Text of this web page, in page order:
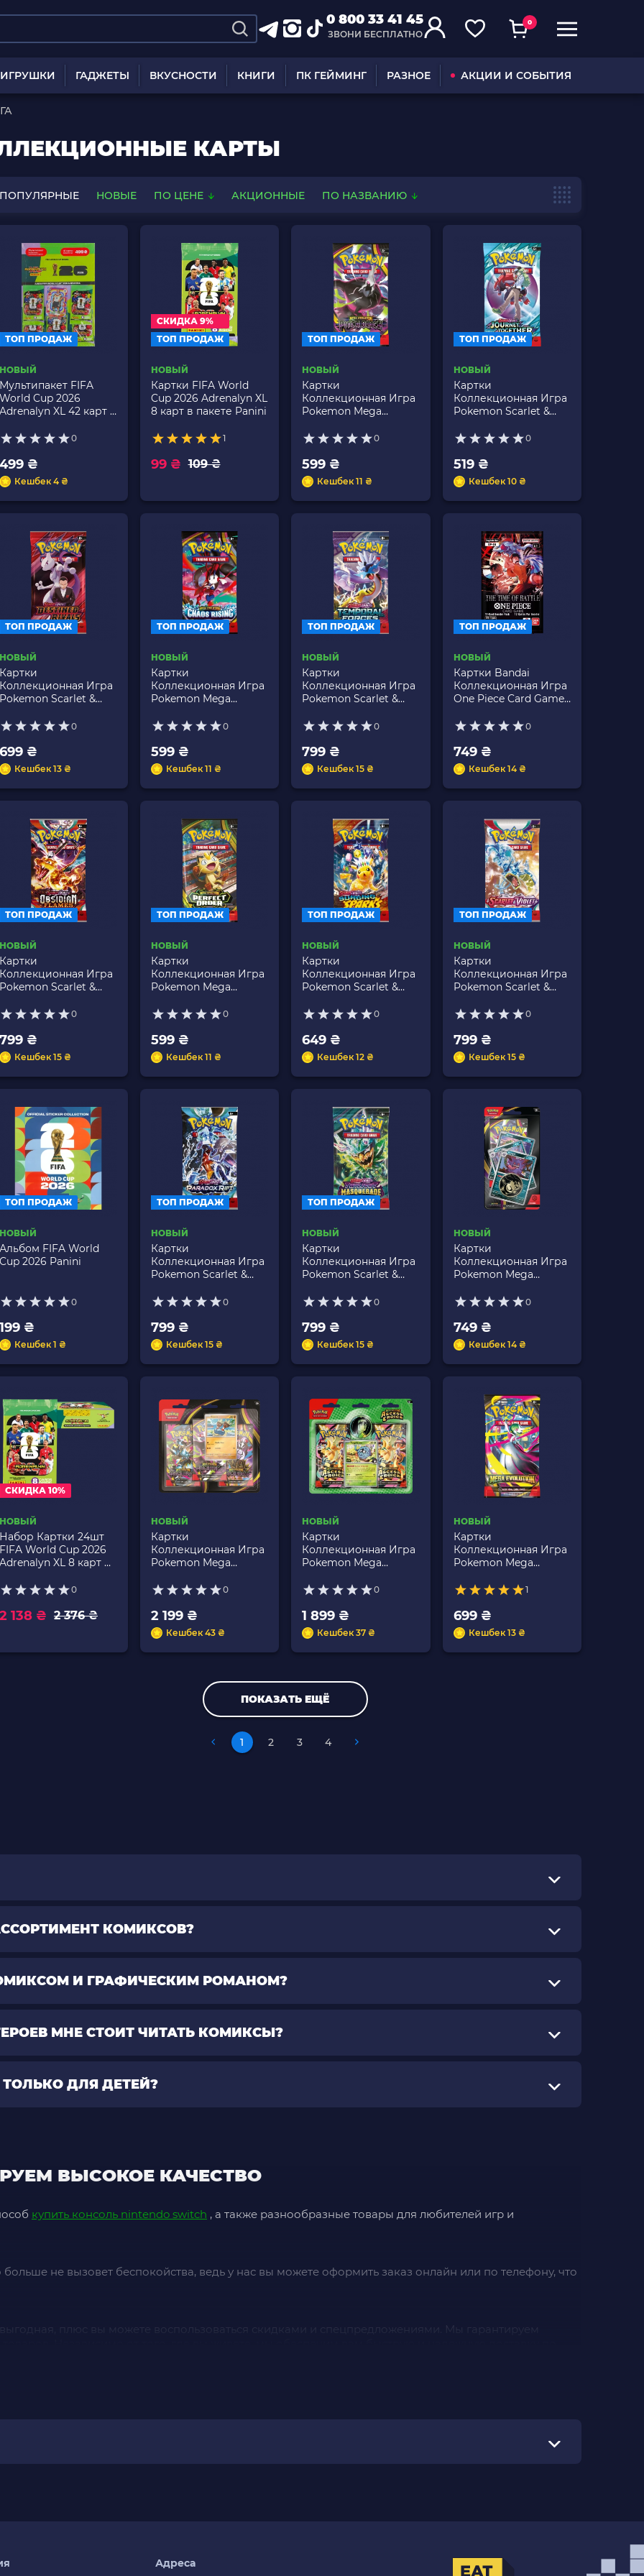
0 800 33 41 45
ЗВОНИ БЕСПЛАТНО
0
ИГРУШКИ ГАДЖЕТЫ ВКУСНОСТИ КНИГИ ПК ГЕЙМИНГ РАЗНОЕ АКЦИИ И СОБЫТИЯ
КАРТЫ
ПОПУЛЯРНЫЕ НОВЫЕ ПО ЦЕНЕ АКЦИОННЫЕ ПО НАЗВАНИЮ
ТОП ПРОДАЖ
НОВЫЙ
Мультипакет FIFA
World Cup 2026
Adrenalyn XL 42 карт в
0
499 ₴
Кешбек 4 ₴
ТОП ПРОДАЖ
СКИДКА 9%
НОВЫЙ
Картки FIFA World
Cup 2026 Adrenalyn XL
8 карт в пакете Panini
1
109 ₴
99 ₴
ТОП ПРОДАЖ
НОВЫЙ
Картки
Коллекционная Игра
Pokemon Mega
0
599 ₴
Кешбек 11 ₴
ТОП ПРОДАЖ
НОВЫЙ
Картки
Коллекционная Игра
Pokemon Scarlet &
Together
0
519 ₴
Кешбек 10 ₴
ТОП ПРОДАЖ
НОВЫЙ
Картки
Коллекционная Игра
Pokemon Scarlet &
0
699 ₴
Кешбек 13 ₴
ТОП ПРОДАЖ
НОВЫЙ
Картки
Коллекционная Игра
Pokemon Mega
0
599 ₴
Кешбек 11 ₴
ТОП ПРОДАЖ
НОВЫЙ
Картки
Коллекционная Игра
Pokemon Scarlet &
Forces
0
799 ₴
Кешбек 15 ₴
ТОП ПРОДАЖ
НОВЫЙ
Картки Bandai
Коллекционная Игра
One Piece Card Game
Battle Booster0
749 ₴
Кешбек 14 ₴
ТОП ПРОДАЖ
НОВЫЙ
Картки
Коллекционная Игра
Pokemon Scarlet &
Flames
0
799 ₴
Кешбек 15 ₴
ТОП ПРОДАЖ
НОВЫЙ
Картки
Коллекционная Игра
Pokemon Mega
Order
0
599 ₴
Кешбек 11 ₴
ТОП ПРОДАЖ
НОВЫЙ
Картки
Коллекционная Игра
Pokemon Scarlet &
0
649 ₴
Кешбек 12 ₴
ТОП ПРОДАЖ
НОВЫЙ
Картки
Коллекционная Игра
Pokemon Scarlet &
0
799 ₴
Кешбек 15 ₴
ТОП ПРОДАЖ
НОВЫЙ
Альбом FIFA World
Cup 2026 Panini
0
199 ₴
Кешбек 1 ₴
ТОП ПРОДАЖ
НОВЫЙ
Картки
Коллекционная Игра
Pokemon Scarlet &
0
799 ₴
Кешбек 15 ₴
ТОП ПРОДАЖ
НОВЫЙ
Картки
Коллекционная Игра
Pokemon Scarlet &
Masquerade
0
799 ₴
Кешбек 15 ₴
НОВЫЙ
Картки
Коллекционная Игра
Pokemon Mega
Checklane Blister
0
749 ₴
Кешбек 14 ₴
СКИДКА 10%
НОВЫЙ
Набор Картки 24шт
FIFA World Cup 2026
Adrenalyn XL 8 карт в
0
2 376 ₴
2 138 ₴
НОВЫЙ
Картки
Коллекционная Игра
Pokemon Mega
Pack Blister
0
2 199 ₴
Кешбек 43 ₴
НОВЫЙ
Картки
Коллекционная Игра
Pokemon Mega
Heroes Erika's Tangela
0
1 899 ₴
Кешбек 37 ₴
НОВЫЙ
Картки
Коллекционная Игра
Pokemon Mega
1
699 ₴
Кешбек 13 ₴
ПОКАЗАТЬ ЕЩЁ
1 2 3 4
КОМИКСОВ?
И ГРАФИЧЕСКИМ РОМАНОМ?
МНЕ СТОИТ ЧИТАТЬ КОМИКСЫ?
ДЛЯ ДЕТЕЙ?
ВЫСОКОЕ КАЧЕСТВО
купить консоль nintendo switch , а также разнообразные товары для любителей игр и
больше не вызовет беспокойства, ведь у нас вы можете оформить заказ онлайн или по телефону, что
выгодная, плюс вы можете воспользоваться скидками и спецпредложениями. Мы гарантируем
товары, но и разнообразные коллекционные предметы и игрушки. В нашем ассортименте есть
Адреса